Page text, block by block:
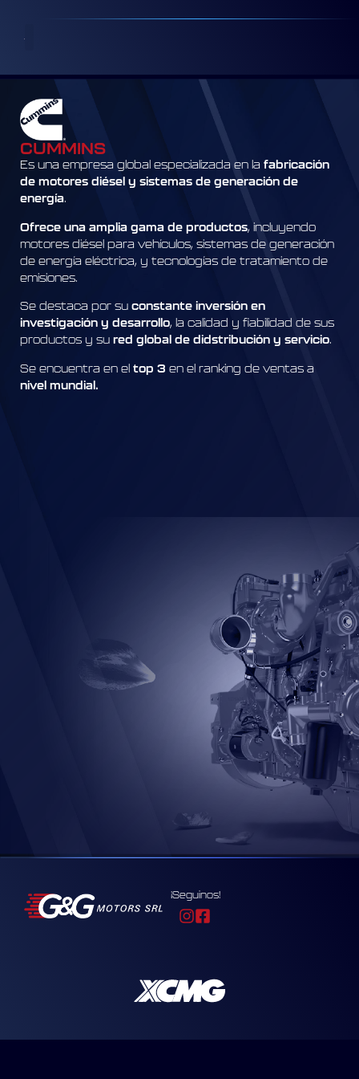
CUMMINS
Es una empresa global especializada en la fabricación
de motores diésel y sistemas de generación de
energía.
Ofrece una amplia gama de productos, incluyendo
motores diésel para vehículos, sistemas de generación
de energía eléctrica, y tecnologías de tratamiento de
emisiones.
Se destaca por su constante inversión en
investigación y desarrollo, la calidad y fiabilidad de sus
productos y su red global de didstribución y servicio.
Se encuentra en el top 3 en el ranking de ventas a
nivel mundial.
¡Seguinos!